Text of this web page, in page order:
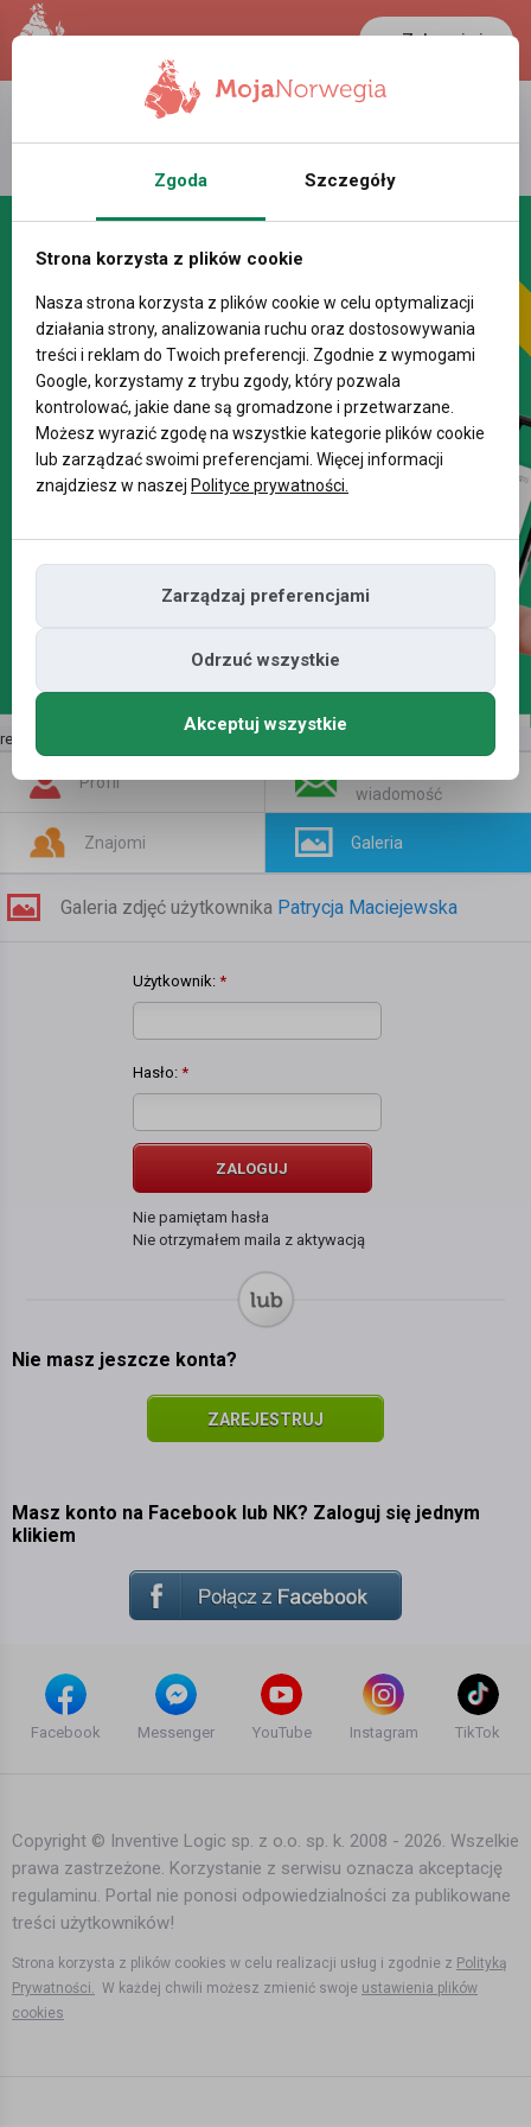
Zaloguj się
LANCASTER
36.9 °C 0.386 PLN
reklama | kup tutaj
Profil
wiadomość
Znajomi Galeria
Galeria zdjęć użytkownika Patrycja Maciejewska
Użytkownik: *
Hasło: *
ZALOGUJ
Nie pamiętam hasła
Nie otrzymałem maila z aktywacją
Nie masz jeszcze konta?
ZAREJESTRUJ
Masz konto na Facebook lub NK? Zaloguj się jednym
klikiem
Facebook Messenger YouTube Instagram TikTok
Copyright © Inventive Logic sp. z o.o. sp. k. 2008 - 2026. Wszelkie
prawa zastrzeżone. Korzystanie z serwisu oznacza akceptację
regulaminu. Portal nie ponosi odpowiedzialności za publikowane
treści użytkowników!
Strona korzysta z plików cookies w celu realizacji usług i zgodnie z Polityką
Prywatności. W każdej chwili możesz zmienić swoje ustawienia plików
cookies
Zgoda Szczegóły
Strona korzysta z plików cookie
Nasza strona korzysta z plików cookie w celu optymalizacji
działania strony, analizowania ruchu oraz dostosowywania
treści i reklam do Twoich preferencji. Zgodnie z wymogami
Google, korzystamy z trybu zgody, który pozwala
kontrolować, jakie dane są gromadzone i przetwarzane.
Możesz wyrazić zgodę na wszystkie kategorie plików cookie
lub zarządzać swoimi preferencjami. Więcej informacji
znajdziesz w naszej Polityce prywatności.
Zarządzaj preferencjami
Odrzuć wszystkie
Akceptuj wszystkie